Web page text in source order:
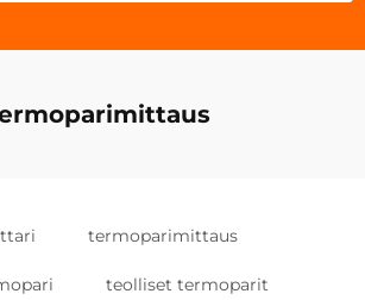
termoparimittaus
teolliset termoparit